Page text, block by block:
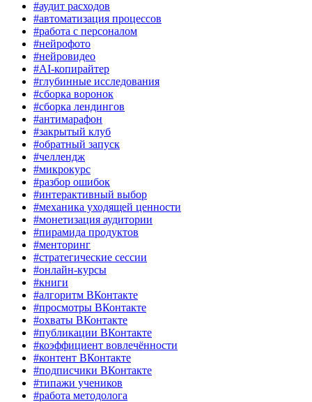
#аудит расходов
#автоматизация процессов
#работа с персоналом
#нейрофото
#нейровидео
#AI-копирайтер
#глубинные исследования
#сборка воронок
#сборка лендингов
#антимарафон
#закрытый клуб
#обратный запуск
#челлендж
#микрокурс
#разбор ошибок
#интерактивный выбор
#механика уходящей ценности
#монетизация аудитории
#пирамида продуктов
#менторинг
#стратегические сессии
#онлайн-курсы
#книги
#алгоритм ВКонтакте
#просмотры ВКонтакте
#охваты ВКонтакте
#публикации ВКонтакте
#коэффициент вовлечённости
#контент ВКонтакте
#подписчики ВКонтакте
#типажи учеников
#работа методолога